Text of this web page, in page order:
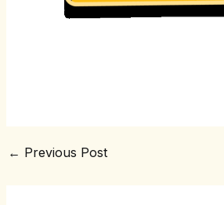
← Previous Post